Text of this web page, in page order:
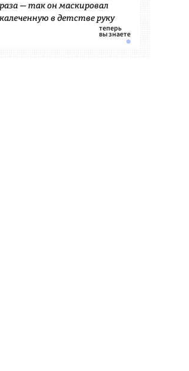
— так он маскировал
в детстве руку